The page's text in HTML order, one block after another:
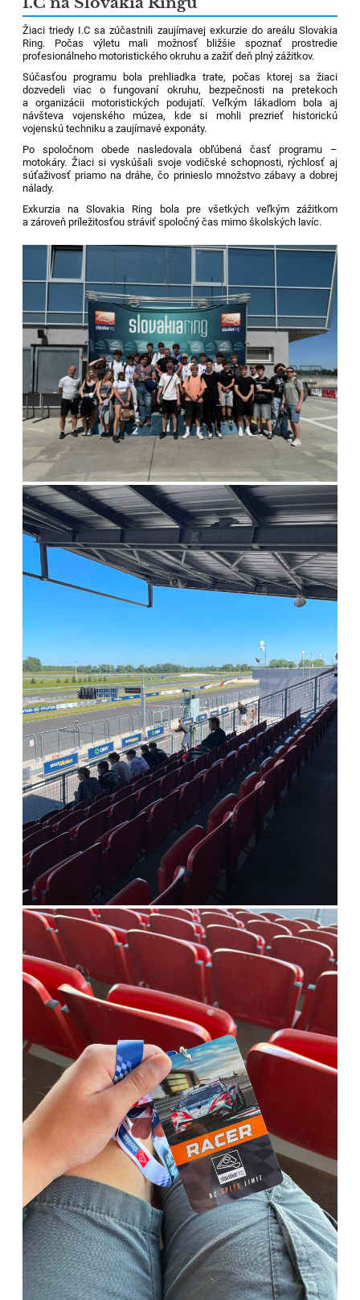
Žiaci triedy I.C sa zúčastnili zaujímavej exkurzie do areálu Slovakia
Ring. Počas výletu mali možnosť bližšie spoznať prostredie
profesionálneho motoristického okruhu a zažiť deň plný zážitkov.
Súčasťou programu bola prehliadka trate, počas ktorej sa žiaci
dozvedeli viac o fungovaní okruhu, bezpečnosti na pretekoch
a organizácii motoristických podujatí. Veľkým lákadlom bola aj
návšteva vojenského múzea, kde si mohli prezrieť historickú
vojenskú techniku a zaujímavé exponáty.
Po spoločnom obede nasledovala obľúbená časť programu –
motokáry. Žiaci si vyskúšali svoje vodičské schopnosti, rýchlosť aj
súťaživosť priamo na dráhe, čo prinieslo množstvo zábavy a dobrej
nálady.
Exkurzia na Slovakia Ring bola pre všetkých veľkým zážitkom
a zároveň príležitosťou stráviť spoločný čas mimo školských lavíc.